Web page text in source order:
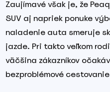
Zaujímavé však je, že
SUV aj napriek ponuke
naladenie auta smeruje
jazde. Pri takto veľkom
väčšina zákazníkov
bezproblémové